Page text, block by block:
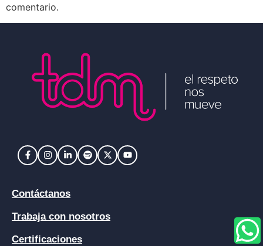
comentario.
Contáctanos
Trabaja con nosotros
Certificaciones